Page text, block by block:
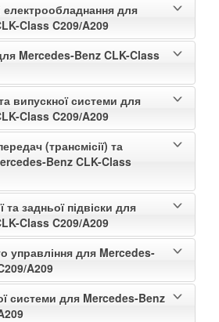
електрообладнання для
Class C209/A209
Mercedes-Benz CLK-Class
випускної системи для
Class C209/A209
(трансмісії) та
Benz CLK-Class
та задньої підвіски для
Class C209/A209
управління для Mercedes-
A209
системи для Mercedes-Benz